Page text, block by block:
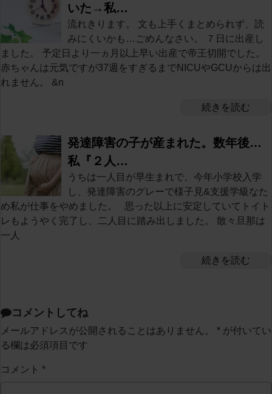
いた→私…
流れきります。 文も上手くまとめられず、読
みにくいかも…ごめんなさい。 ７日に出産し
ました。 予定日より一ヵ月以上早い出産で帝王切開でした。
赤ちゃんは元気ですが37週をすぎるまでNICUやGCUからは出
れません。 &n
続きを読む
発達障害の子が産まれた。数年後…
私『２人…
うちは一人目が早生まれで、今年小学校入学
し、発達障害のグレーで様子見&支援学級なた
め私が仕事をやめました。 思った以上に安定していてトイト
レもようやく完了し、二人目に踏み出しました。 散々旦那は
一人
続きを読む
コメントしてね
メールアドレスが公開されることはありません。 * が付いてい
る欄は必須項目です
コメント *